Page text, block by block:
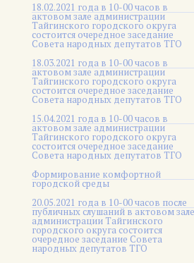
18.02.2021 года в 10-00 часов в
актовом зале администрации
Тайгинского городского округа
состоится очередное заседание
Совета народных депутатов ТГО
18.03.2021 года в 10-00 часов в
актовом зале администрации
Тайгинского городского округа
состоится очередное заседание
Совета народных депутатов ТГО
15.04.2021 года в 10-00 часов в
актовом зале администрации
Тайгинского городского округа
состоится очередное заседание
Совета народных депутатов ТГО
Формирование комфортной
городской среды
20.05.2021 года в 10-00 часов после
публичных слушаний в актовом зале
администрации Тайгинского
городского округа состоится
очередное заседание Совета
народных депутатов ТГО